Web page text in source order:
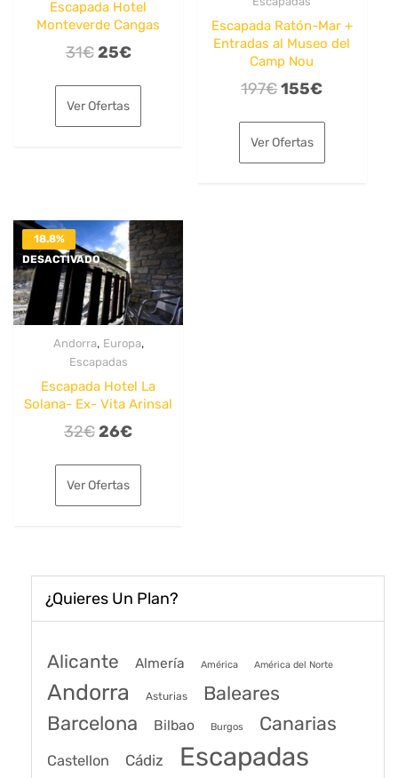
Escapada Hotel
Monteverde Cangas
31€ El
original
era:
25€El
es:
Ver Ofertas
Escapada Ratón-Mar +
Entradas al Museo del
Camp Nou
197€El
original
era:
155€El
es:
Ver Ofertas
18.8%
DESACTIVADO
Andorra, Europa,
Escapadas
Escapada Hotel La
Solana- Ex- Vita Arinsal
32€El
original
era:
26€El
es:
Ver Ofertas
¿Quieres Un Plan?
Alicante Almería América América del Norte
Andorra Asturias Baleares
Barcelona Bilbao Burgos Canarias
Castellon Cádiz Escapadas